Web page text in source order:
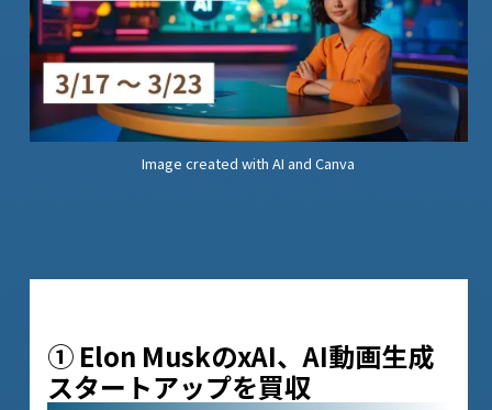
Image created with AI and Canva
① Elon MuskのxAI、AI動画生成
スタートアップを買収